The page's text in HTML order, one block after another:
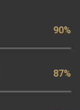
90%
87%